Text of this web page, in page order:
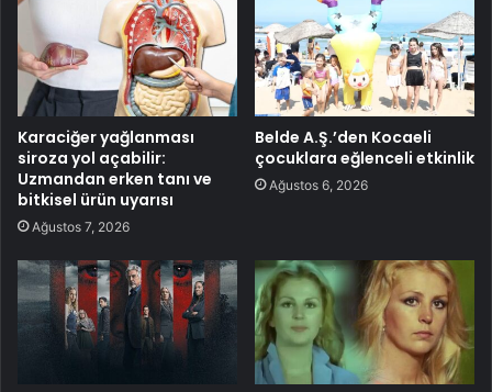
Karaciğer yağlanması
siroza yol açabilir:
Uzmandan erken tanı ve
bitkisel ürün uyarısı
Ağustos 7, 2026
Belde A.Ş.’den Kocaeli
çocuklara eğlenceli etkinlik
Ağustos 6, 2026